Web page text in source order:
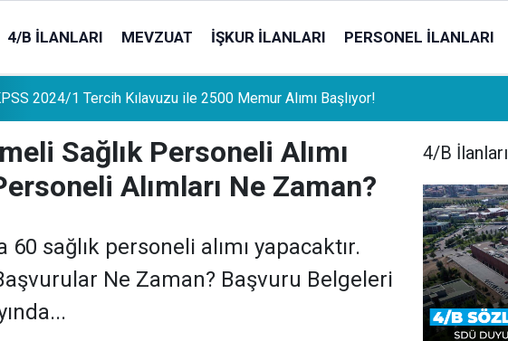
4/B İLANLARI MEVZUAT İŞKUR İLANLARI PERSONEL İLANLARI
Mevduat Sahipleri İçin Önemli Gelişme: Stopaj Oranları Artıyor!
Sağlık Personeli Alımı
Alımları Ne Zaman?
sağlık personeli alımı yapacaktır.
Ne Zaman? Başvuru Belgeleri
4/B İlanları